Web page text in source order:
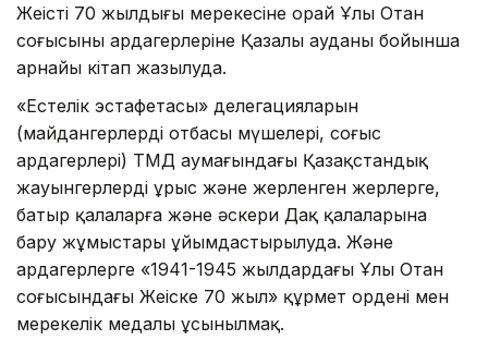
Жеңістің 70 жылдығы мерекесіне орай Ұлы Отан
соғысының ардагерлеріне Қазалы ауданы бойынша
арнайы кітап жазылуда.
«Естелік эстафетасы» делегацияларын
(майдангерлердің отбасы мүшелері, соғыс
ардагерлері) ТМД аумағындағы Қазақстандық
жауынгерлердің ұрыс және жерленген жерлерге,
батыр қалаларға және әскери Даңқ қалаларына
бару жұмыстары ұйымдастырылуда. Және
ардагерлерге «1941-1945 жылдардағы Ұлы Отан
соғысындағы Жеңіске 70 жыл» құрмет ордені мен
мерекелік медалы ұсынылмақ.